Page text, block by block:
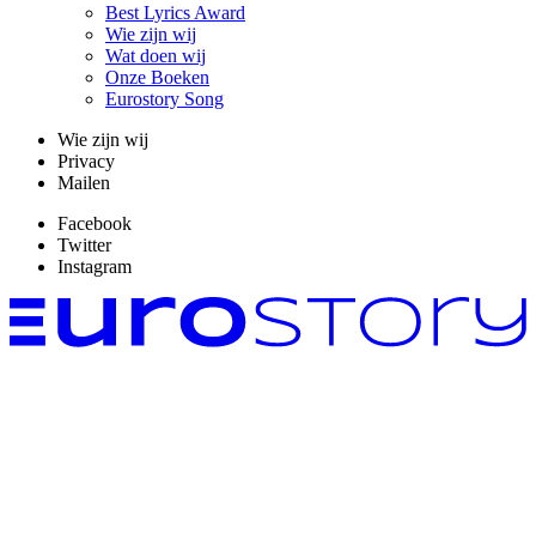
Best Lyrics Award
Wie zijn wij
Wat doen wij
Onze Boeken
Eurostory Song
Wie zijn wij
Privacy
Mailen
Facebook
Twitter
Instagram